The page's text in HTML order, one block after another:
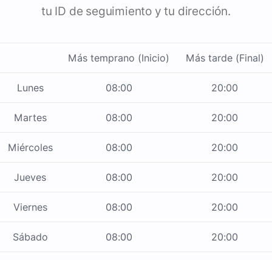
tu ID de seguimiento y tu dirección.
Más temprano (Inicio) Más tarde (Final)
Lunes 08:00 20:00
Martes 08:00 20:00
Miércoles 08:00 20:00
Jueves 08:00 20:00
Viernes 08:00 20:00
Sábado 08:00 20:00